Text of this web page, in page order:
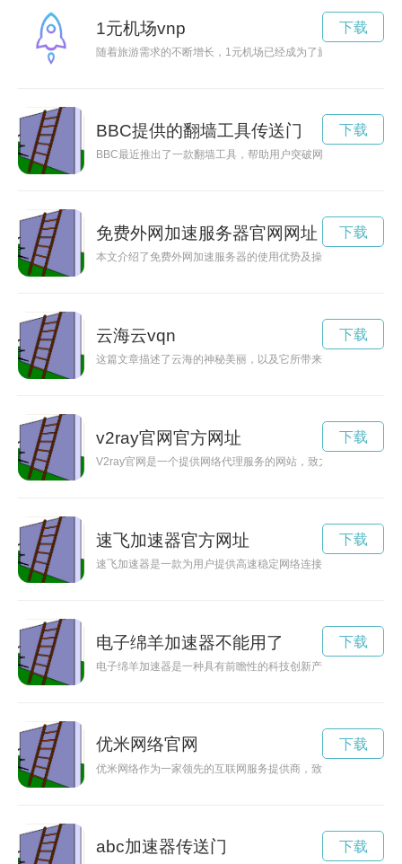
1元机场vnp
随着旅游需求的不断增长，1元机场已经成为了旅行市场上的
下载
BBC提供的翻墙工具传送门
BBC最近推出了一款翻墙工具，帮助用户突破网络封锁，访问
下载
免费外网加速服务器官网网址
本文介绍了免费外网加速服务器的使用优势及操作方法，让您能
下载
云海云vqn
这篇文章描述了云海的神秘美丽，以及它所带来的迷雾般的视觉
下载
v2ray官网官方网址
V2ray官网是一个提供网络代理服务的网站，致力于保护用户
下载
速飞加速器官方网址
速飞加速器是一款为用户提供高速稳定网络连接的软件工具，
下载
电子绵羊加速器不能用了
电子绵羊加速器是一种具有前瞻性的科技创新产品，能够加速
下载
优米网络官网
优米网络作为一家领先的互联网服务提供商，致力于连接人与
下载
abc加速器传送门 下载